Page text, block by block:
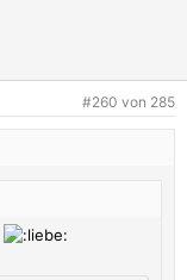
#260 von 285